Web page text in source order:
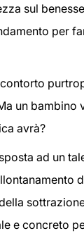
sul
per
un bambino
avrà?
ad un
e concreto